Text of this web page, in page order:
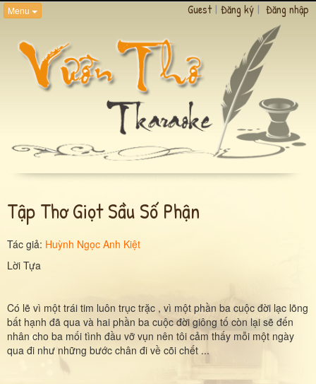
Menu Guest | Đăng ký | Đăng nhập
Tập Thơ Giọt Sầu Số Phận
Tác giả: Huỳnh Ngọc Anh Kiệt
Lời Tựa
Có lẽ vì một trái tim luôn trục trặc , vì một phần ba cuộc đời lạc lõng
bất hạnh đã qua và hai phần ba cuộc đời giông tố còn lại sẽ đến
nhân cho ba mối tình đầu vỡ vụn nên tôi cảm thấy mỗi một ngày
qua đi như những bước chân đi về cõi chết ...